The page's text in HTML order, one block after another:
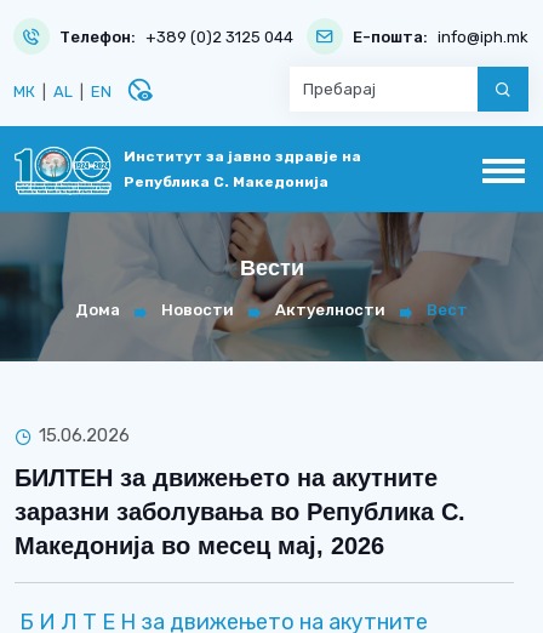
Телефон: +389 (0)2 3125 044 Е-пошта: info@iph.mk
МК AL EN disabled_visible
Институт за јавно здравје на
Република С. Македонија
Вести
Дома Новости Актуелности Вест
15.06.2026
БИЛТЕН за движењето на акутните
заразни заболувања во Република С.
Македонија во месец мај, 2026
Б И Л Т Е Н за движењето на акутните